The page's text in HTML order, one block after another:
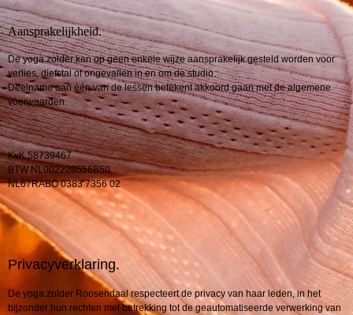
Aansprakelijkheid.
De yoga zolder kan op geen enkele wijze aansprakelijk gesteld worden voor
verlies, diefstal of ongevallen in en om de studio.
Deelname aan één van de lessen betekent akkoord gaan met de algemene
voorwaarden.
KvK 58739467
BTW NL002228556B50
NL67RABO 0383 7356 02
Privacyverklaring.
De yoga zolder Roosendaal respecteert de privacy van haar leden, in het
bijzonder hun rechten met betrekking tot de geautomatiseerde verwerking van